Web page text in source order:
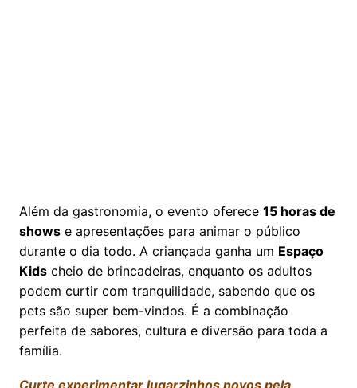
Além da gastronomia, o evento oferece 15 horas de
shows e apresentações para animar o público
durante o dia todo. A criançada ganha um Espaço
Kids cheio de brincadeiras, enquanto os adultos
podem curtir com tranquilidade, sabendo que os
pets são super bem-vindos. É a combinação
perfeita de sabores, cultura e diversão para toda a
família.
Curte experimentar lugarzinhos novos pela